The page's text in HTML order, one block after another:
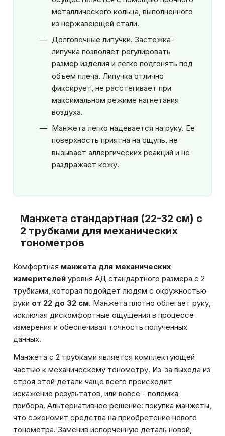
металлического кольца, выполненного
из нержавеющей стали.
Долговечные липучки. Застежка-
липучка позволяет регулировать
размер изделия и легко подгонять под
объем плеча. Липучка отлично
фиксирует, не расстегивает при
максимальном режиме нагнетания
воздуха.
Манжета легко надевается на руку. Ее
поверхность приятна на ощупь, не
вызывает аллергических реакций и не
раздражает кожу.
Манжета стандартная (22-32 см) с
2 трубками для механических
тонометров
Комфортная манжета для механических
измерителей уровня АД стандартного размера с 2
трубками, которая подойдет людям с окружностью
руки от 22 до 32 см. Манжета плотно облегает руку,
исключая дискомфортные ощущения в процессе
измерения и обеспечивая точность полученных
данных.
Манжета с 2 трубками является комплектующей
частью к механическому тонометру. Из-за выхода из
строя этой детали чаще всего происходит
искажение результатов, или вовсе - поломка
прибора. Альтернативное решение: покупка манжеты,
что сэкономит средства на приобретение нового
тонометра. Заменив испорченную деталь новой,